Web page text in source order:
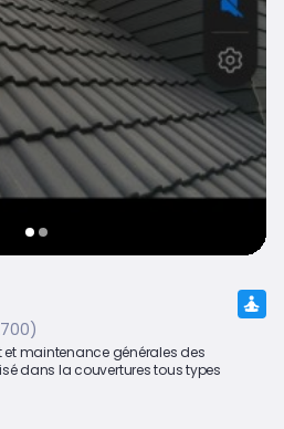
et maintenance générales des
dans la couvertures tous types